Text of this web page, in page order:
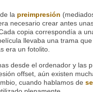
la preimpresión
necesario crear antes
copia correspondía a
llevaba una trama
era un fotolito.
desde el ordenador y las
offset, aún existen
cuando hablamos de